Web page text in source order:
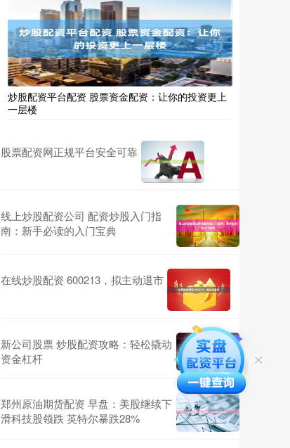
炒股配资平台配资 股票资金配资：让你的投资更上
一层楼
股票配资网正规平台安全可靠
线上炒股配资公司 配资炒股入门指
南：新手必读的入门宝典
在线炒股配资 600213，拟主动退市
新公司股票 炒股配资攻略：轻松撬动
资金杠杆
郑州原油期货配资 早盘：美股继续下
滑科技股领跌 英特尔暴跌28%